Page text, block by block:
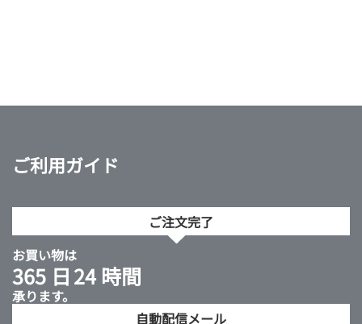
ご利用ガイド
ご注文完了
お買い物は
365 日24 時間
承ります。
自動配信メール